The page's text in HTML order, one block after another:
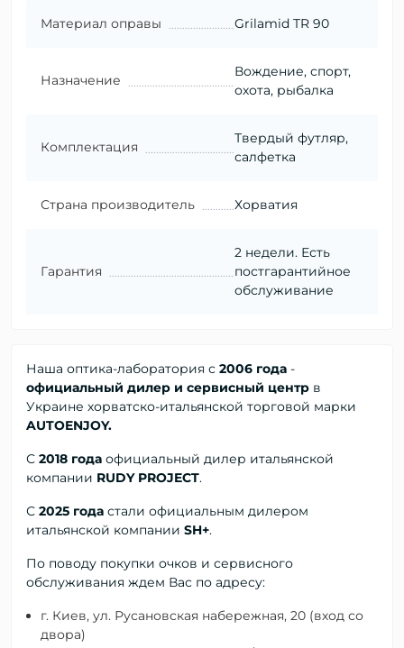
Материал оправы Grilamid TR 90
Назначение
Вождение, спорт,
охота, рыбалка
Комплектация
Твердый футляр,
салфетка
Страна производитель Хорватия
Гарантия
2 недели. Есть
постгарантийное
обслуживание
Наша оптика-лаборатория с 2006 года -
официальный дилер и сервисный центр в
Украине хорватско-итальянской торговой марки
AUTOENJOY.
С 2018 года официальный дилер итальянской
компании RUDY PROJECT.
С 2025 года стали официальным дилером
итальянской компании SH+.
По поводу покупки очков и сервисного
обслуживания ждем Вас по адресу:
г. Киев, ул. Русановская набережная, 20 (вход со
двора)